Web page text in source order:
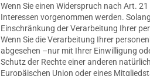
Wenn Sie einen Widerspruch nach Art.
Interessen vorgenommen werden.
Einschränkung der Verarbeitung Ihrer
Wenn Sie die Verarbeitung Ihrer
abgesehen –nur mit Ihrer Einwilligung
Schutz der Rechte einer anderen
Europäischen Union oder eines